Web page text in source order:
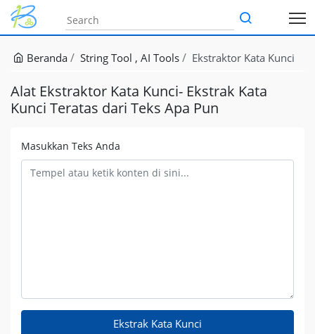
Beranda String Tool AI Tools Ekstraktor Kata Kunci
Alat Ekstraktor Kata Kunci- Ekstrak Kata
Kunci Teratas dari Teks Apa Pun
Masukkan Teks Anda
Ekstrak Kata Kunci